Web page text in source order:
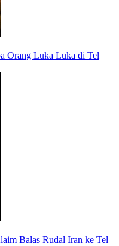
Orang Luka Luka di Tel
Balas Rudal Iran ke Tel